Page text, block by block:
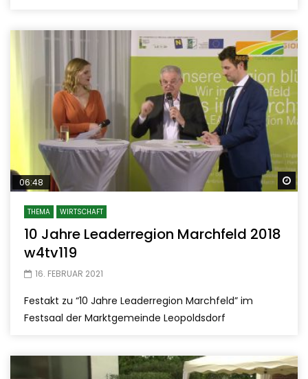
06:48
THEMA WIRTSCHAFT
10 Jahre Leaderregion Marchfeld 2018
w4tv119
16. FEBRUAR 2021
Festakt zu “10 Jahre Leaderregion Marchfeld” im
Festsaal der Marktgemeinde Leopoldsdorf